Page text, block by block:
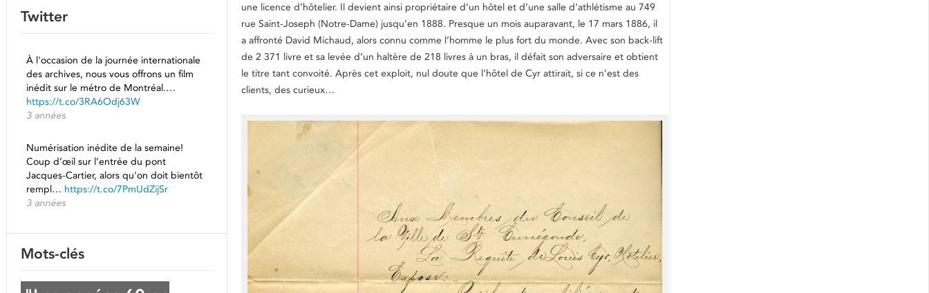
une licence d’hôtelier. Il devient ainsi propriétaire d’un hôtel et d’une salle d’athlétisme au 749
rue Saint-Joseph (Notre-Dame) jusqu’en 1888. Presque un mois auparavant, le 17 mars 1886, il
a affronté David Michaud, alors connu comme l’homme le plus fort du monde. Avec son back-lift
de 2 371 livre et sa levée d’un haltère de 218 livres à un bras, il défait son adversaire et obtient
le titre tant convoité. Après cet exploit, nul doute que l’hôtel de Cyr attirait, si ce n’est des
clients, des curieux…
Twitter
À l'occasion de la journée internationale
des archives, nous vous offrons un film
inédit sur le métro de Montréal.…
https://t.co/3RA6Odj63W
3 années
Numérisation inédite de la semaine!
Coup d’œil sur l’entrée du pont
Jacques-Cartier, alors qu'on doit bientôt
rempl… https://t.co/7PmUdZijSr
3 années
Mots-clés